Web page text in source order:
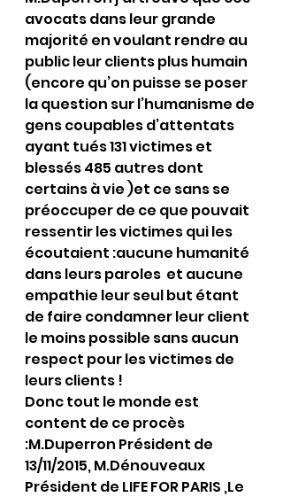
avocats dans leur grande
majorité en voulant rendre au
public leur clients plus humain
(encore qu’on puisse se poser
la question sur l’humanisme de
gens coupables d’attentats
ayant tués 131 victimes et
blessés 485 autres dont
certains à vie )et ce sans se
préoccuper de ce que pouvait
ressentir les victimes qui les
écoutaient :aucune humanité
dans leurs paroles  et aucune
empathie leur seul but étant
de faire condamner leur client
le moins possible sans aucun
respect pour les victimes de
leurs clients !
Donc tout le monde est
content de ce procès
:M.Duperron Président de
13/11/2015, M.Dénouveaux
Président de LIFE FOR PARIS ,Le